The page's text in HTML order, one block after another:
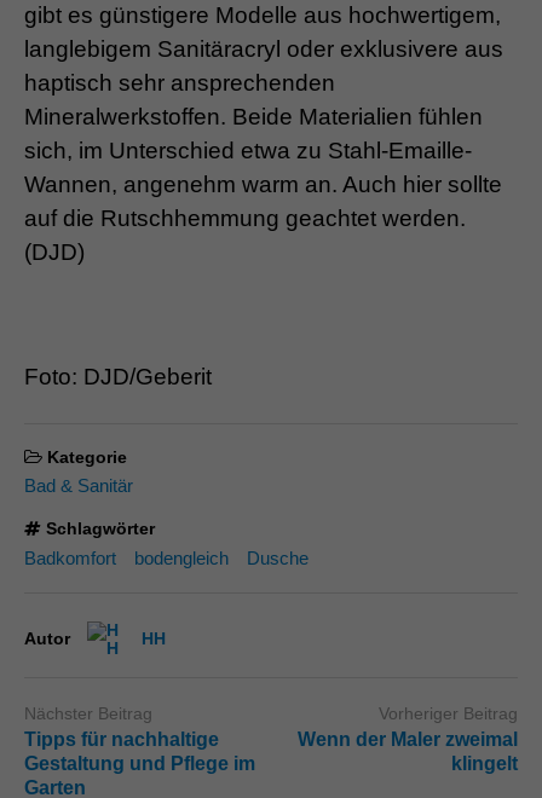
gibt es günstigere Modelle aus hochwertigem,
langlebigem Sanitäracryl oder exklusivere aus
haptisch sehr ansprechenden
Mineralwerkstoffen. Beide Materialien fühlen
sich, im Unterschied etwa zu Stahl-Emaille-
Wannen, angenehm warm an. Auch hier sollte
auf die Rutschhemmung geachtet werden.
(DJD)
Foto: DJD/Geberit
Kategorie
Bad & Sanitär
Schlagwörter
Badkomfort bodengleich Dusche
Autor HH
Nächster Beitrag
Tipps für nachhaltige
Gestaltung und Pflege im
Garten
Vorheriger Beitrag
Wenn der Maler zweimal
klingelt